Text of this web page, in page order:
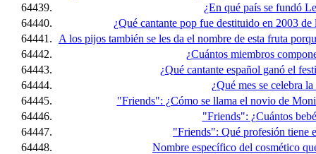
64439.
¿En qué país se fundó
64440.
¿Qué cantante pop fue destituido en 2003
64441.
A los pijos también se les da el nombre de esta fruta
64442.
¿Cuántos miembros
64443.
¿Qué cantante español ganó el
64444.
¿Qué mes se celebra
64445.
"Friends": ¿Cómo se llama el novio de
64446.
"Friends": ¿Cuántos
64447.
"Friends": Qué profesión tiene
64448.
Nombre específico del cosmético